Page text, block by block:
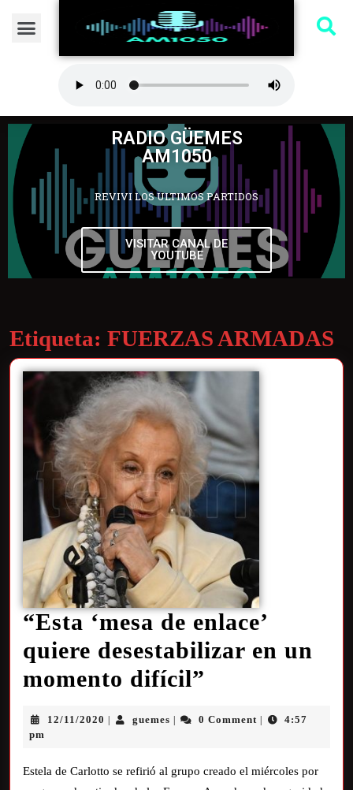
RADIO GÜEMES
AM1050
REVIVI LOS ULTIMOS PARTIDOS
VISITAR CANAL DE
YOUTUBE
Etiqueta: FUERZAS ARMADAS
“Esta ‘mesa de enlace’
quiere desestabilizar en un
momento difícil”
12/11/2020 guemes 0 Comment
4:57
pm
Estela de Carlotto se refirió al grupo creado el miércoles por